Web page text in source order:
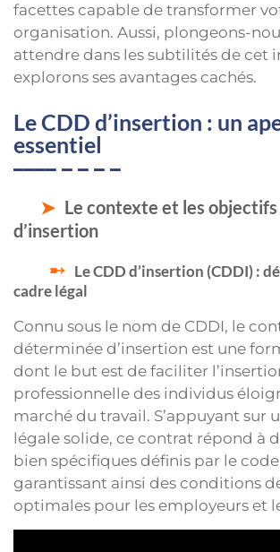
facettes capable de transformer
organisation. Aussi, plongeons-
attendre dans les subtilités de cet
explorons ses avantages cachés.
Le CDD d’insertion : un
essentiel
Le contexte et les objectifs
d’insertion
Le CDD d’insertion (CDDI) :
cadre légal
Connu sous le nom de CDDI, le
déterminée d’insertion est une
dont le but est de faciliter
professionnelle des individus
marché du travail. S’appuyant sur
légale solide, ce contrat répond à
bien spécifiques définis par le
garantissant ainsi des conditions
optimales pour les employeurs et